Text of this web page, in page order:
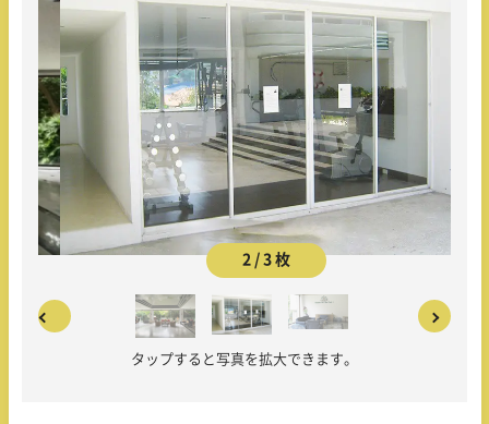
2 / 3 枚
タップすると写真を拡大できます。